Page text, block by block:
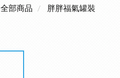
全部商品 胖胖福氣罐裝